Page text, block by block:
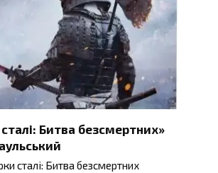
Битва безсмертних»
сталі: Битва безсмертних